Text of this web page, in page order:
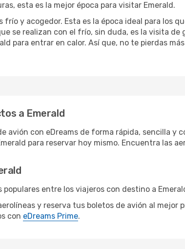
esta es la mejor época para visitar Emerald.
frío y acogedor. Esta es la época ideal para los
se realizan con el frío, sin duda, es la visita
para entrar en calor. Así que, no te pierdas
a Emerald
avión con eDreams de forma rápida, sencilla y
para reservar hoy mismo. Encuentra las
entre los viajeros con destino a
y reserva tus boletos de avión al mejor
con eDreams Prime.